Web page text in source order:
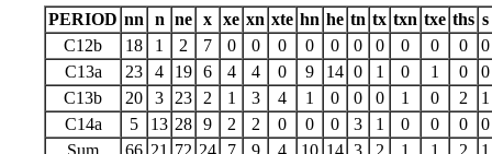
PERIOD nn n ne x xe xn xte hn he tn tx txn txe ths s
C12b
18 1 2 7 0 0 0 0 0 0 0 0 0 0
0
C13a
23 4 19 6 4 4 0 9 14 0 1 0 1 0
0
C13b
20 3 23 2 1 3 4 1 0 0 0 1 0 2
1
C14a
5 13 28 9 2 2 0 0 0 3 1 0 0 0
0